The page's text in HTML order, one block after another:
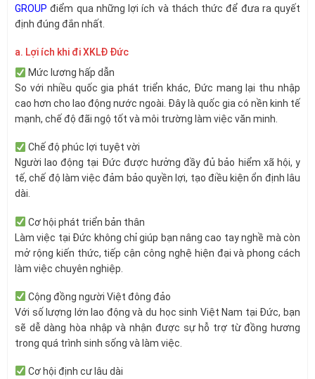
GROUP điểm qua những lợi ích và thách thức để đưa ra quyết
định đúng đắn nhất.
a. Lợi ích khi đi XKLĐ Đức
Mức lương hấp dẫn
So với nhiều quốc gia phát triển khác, Đức mang lại thu nhập
cao hơn cho lao động nước ngoài. Đây là quốc gia có nền kinh tế
mạnh, chế độ đãi ngộ tốt và môi trường làm việc văn minh.
Chế độ phúc lợi tuyệt vời
Người lao động tại Đức được hưởng đầy đủ bảo hiểm xã hội, y
tế, chế độ làm việc đảm bảo quyền lợi, tạo điều kiện ổn định lâu
dài.
Cơ hội phát triển bản thân
Làm việc tại Đức không chỉ giúp bạn nâng cao tay nghề mà còn
mở rộng kiến thức, tiếp cận công nghệ hiện đại và phong cách
làm việc chuyên nghiệp.
Cộng đồng người Việt đông đảo
Với số lượng lớn lao động và du học sinh Việt Nam tại Đức, bạn
sẽ dễ dàng hòa nhập và nhận được sự hỗ trợ từ đồng hương
trong quá trình sinh sống và làm việc.
Cơ hội định cư lâu dài